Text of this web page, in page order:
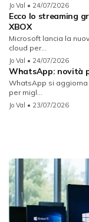
Jo Val • 24/07/2026
Ecco lo streaming
XBOX
Microsoft lancia la
cloud per...
Jo Val • 24/07/2026
WhatsApp: novità
WhatsApp si
per migl...
Jo Val • 23/07/2026